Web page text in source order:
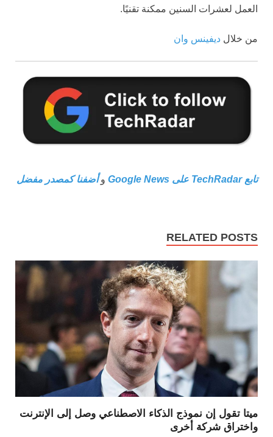
العمل لعشرات السنين ممكنة تقنيًا.
من خلال ديفينس وان
تابع TechRadar على Google News و أضفنا كمصدر مفضل
RELATED POSTS
ميتا تقول إن نموذج الذكاء الاصطناعي وصل إلى الإنترنت
واختراق شركة أخرى